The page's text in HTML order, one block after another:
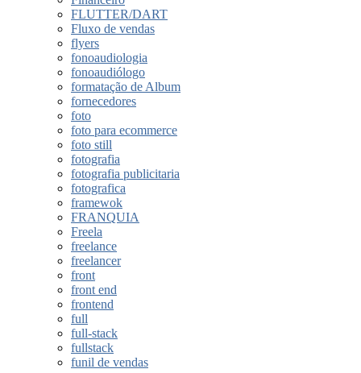
FLUTTER/DART
Fluxo de vendas
flyers
fonoaudiologia
fonoaudiólogo
formatação de Album
fornecedores
foto
foto para ecommerce
foto still
fotografia
fotografia publicitaria
fotografica
framewok
FRANQUIA
Freela
freelance
freelancer
front
front end
frontend
full
full-stack
fullstack
funil de vendas